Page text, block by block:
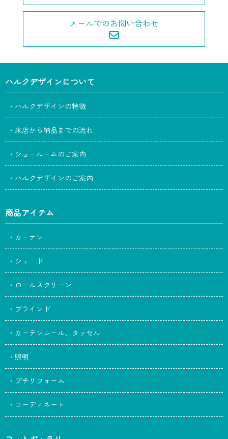
メールでのお問い合わせ
ハルクデザインについて
・ハルクデザインの特徴
・来店から納品までの流れ
・ショールームのご案内
・ハルクデザインのご案内
商品アイテム
・カーテン
・シェード
・ロールスクリーン
・ブラインド
・カーテンレール、タッセル
・照明
・プチリフォーム
・コーディネート